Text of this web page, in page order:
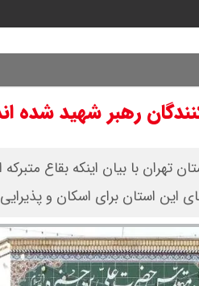
رهبر شهید شده
تهران با بیان اینکه بقاع
استان برای اسکان و پذیرایی